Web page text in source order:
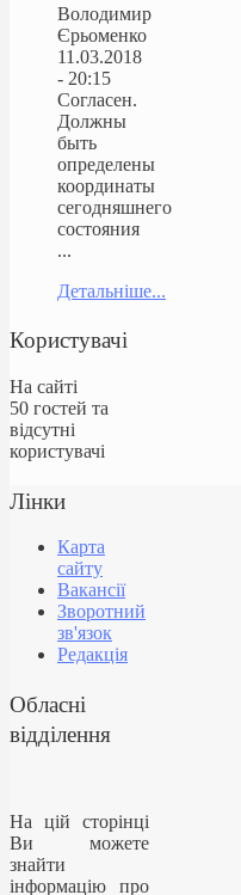
Володимир
Єрьоменко
11.03.2018
- 20:15
Согласен.
Должны
быть
определены
координаты
сегодняшнего
состояния
...
Детальніше...
Користувачі
На сайті
50 гостей та
відсутні
користувачі
Лінки
Карта
сайту
Вакансії
Зворотний
зв'язок
Редакція
Обласні
відділення
На цій сторінці
Ви можете
знайти
інформацію про